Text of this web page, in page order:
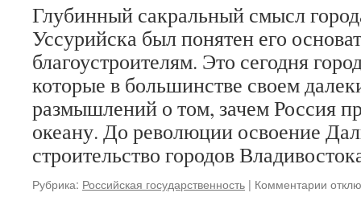
Глубинный сакральный смысл
Уссурийска был понятен его
благоустроителям. Это сегодня
которые в большинстве своем
размышлений о том, зачем Россия
океану. До революции освоение
строительство городов
Рубрика: Российская государственность | Комментарии к